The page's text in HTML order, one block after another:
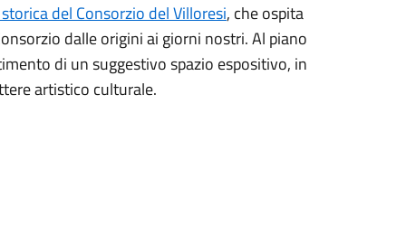
del Consorzio del Villoresi, che ospita
dalle origini ai giorni nostri. Al piano
di un suggestivo spazio espositivo, in
artistico culturale.